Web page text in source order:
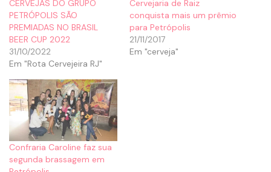
CERVEJAS DO GRUPO
PETRÓPOLIS SÃO
PREMIADAS NO BRASIL
BEER CUP 2022
31/10/2022
Em "Rota Cervejeira RJ"
Cervejaria de Raiz
conquista mais um prêmio
para Petrópolis
21/11/2017
Em "cerveja"
Confraria Caroline faz sua
segunda brassagem em